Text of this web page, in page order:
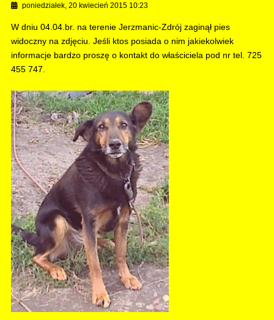
poniedziałek, 20 kwiecień 2015 10:23
W dniu 04.04.br. na terenie Jerzmanic-Zdrój zaginął pies
widoczny na zdjęciu. Jeśli ktos posiada o nim jakiekolwiek
informacje bardzo proszę o kontakt do właściciela pod nr tel. 725
455 747.